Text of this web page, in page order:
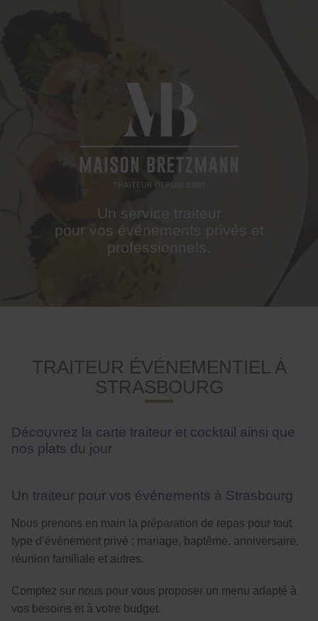
Un service traiteur
pour vos événements privés et
professionnels.
TRAITEUR ÉVÉNEMENTIEL À
STRASBOURG
Découvrez la carte traiteur et cocktail ainsi que
nos plats du jour
Un traiteur pour vos événements à Strasbourg
Nous prenons en main la préparation de repas pour tout
type d’événement privé : mariage, baptême, anniversaire,
réunion familiale et autres.
Comptez sur nous pour vous proposer un menu adapté à
vos besoins et à votre budget.